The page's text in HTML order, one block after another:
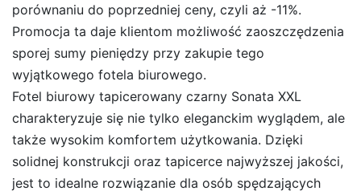
porównaniu do poprzedniej ceny, czyli aż -11%.
Promocja ta daje klientom możliwość zaoszczędzenia
sporej sumy pieniędzy przy zakupie tego
wyjątkowego fotela biurowego.
Fotel biurowy tapicerowany czarny Sonata XXL
charakteryzuje się nie tylko eleganckim wyglądem, ale
także wysokim komfortem użytkowania. Dzięki
solidnej konstrukcji oraz tapicerce najwyższej jakości,
jest to idealne rozwiązanie dla osób spędzających